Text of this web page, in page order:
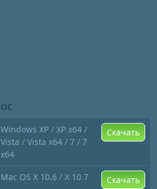
ОС
Windows XP / XP x64 /
Vista / Vista x64 / 7 / 7
x64
Скачать
Mac OS X 10.6 / X 10.7 Скачать